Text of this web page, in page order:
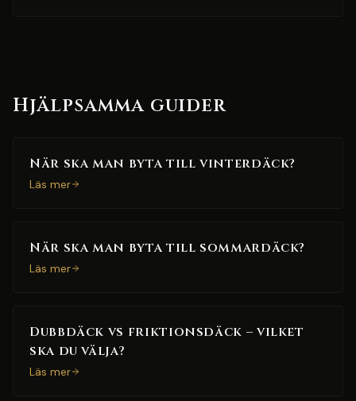
Hjälpsamma guider
När ska man byta till vinterdäck?
Läs mer
När ska man byta till sommardäck?
Läs mer
Dubbdäck vs friktionsdäck – vilket
ska du välja?
Läs mer